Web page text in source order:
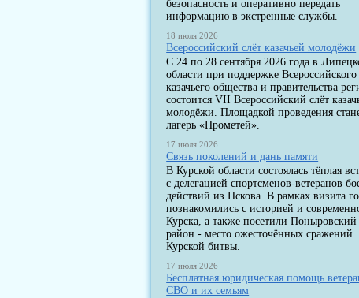
безопасность и оперативно передать
информацию в экстренные службы.
18 июля 2026
Всероссийский слёт казачьей молодёжи
С 24 по 28 сентября 2026 года в
области при поддержке Всероссийского
казачьего общества и правительства
состоится VII Всероссийский слёт
молодёжи. Площадкой проведения
лагерь «Прометей».
17 июля 2026
Связь поколений и дань памяти
В Курской области состоялась тёплая
с делегацией спортсменов-ветеранов
действий из Пскова. В рамках визита
познакомились с историей и
Курска, а также посетили Поныровский
район - место ожесточённых сражений
Курской битвы.
17 июля 2026
Бесплатная юридическая помощь
СВО и их семьям